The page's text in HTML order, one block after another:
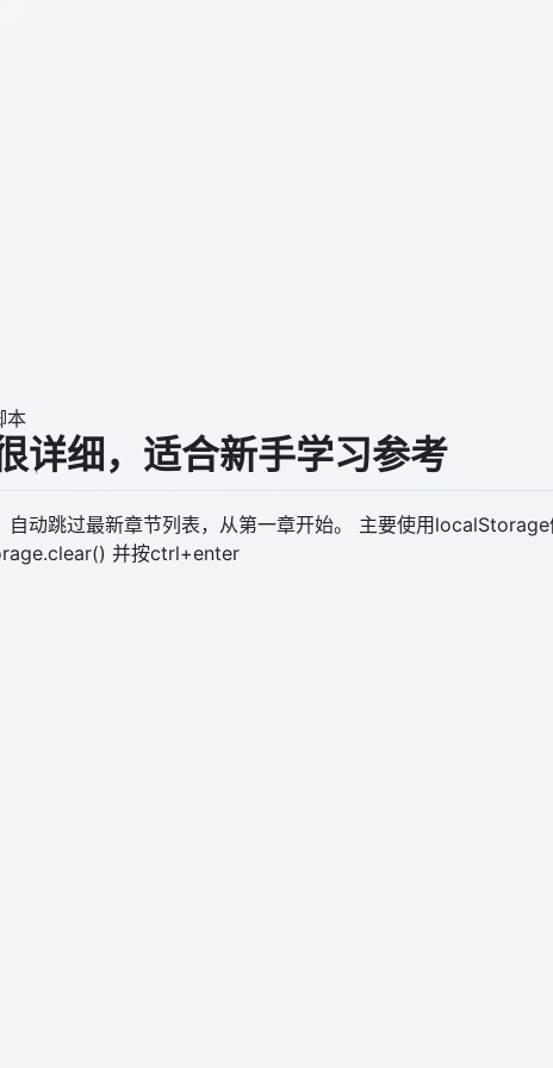
本
详细，适合新手学习参考
动跳过最新章节列表，从第一章开始。 主要使用
并按ctrl+enter